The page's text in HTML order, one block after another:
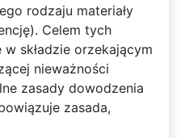
rodzaju materiały
Celem tych
składzie orzekającym
nieważności
zasady dowodzenia
zasada,